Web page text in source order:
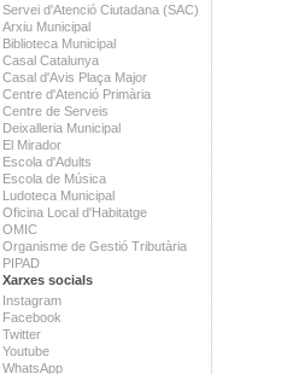
Servei d'Atenció Ciutadana (SAC)
Arxiu Municipal
Biblioteca Municipal
Casal Catalunya
Casal d'Avis Plaça Major
Centre d'Atenció Primària
Centre de Serveis
Deixalleria Municipal
El Mirador
Escola d'Adults
Escola de Música
Ludoteca Municipal
Oficina Local d'Habitatge
OMIC
Organisme de Gestió Tributària
PIPAD
Xarxes socials
Instagram
Facebook
Twitter
Youtube
WhatsApp